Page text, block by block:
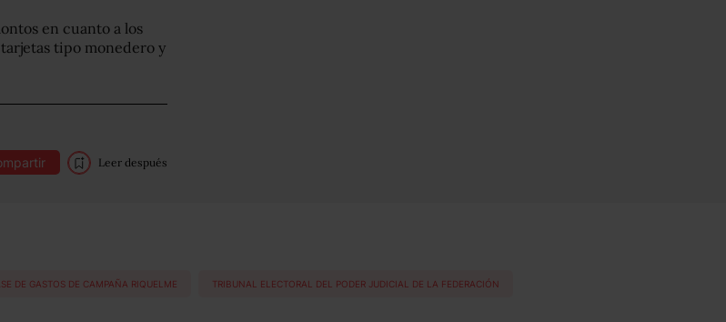
en cuanto a los
tipo monedero y
Leer después
DE GASTOS DE CAMPAÑA RIQUELME TRIBUNAL ELECTORAL DEL PODER JUDICIAL DE LA FEDERACIÓN